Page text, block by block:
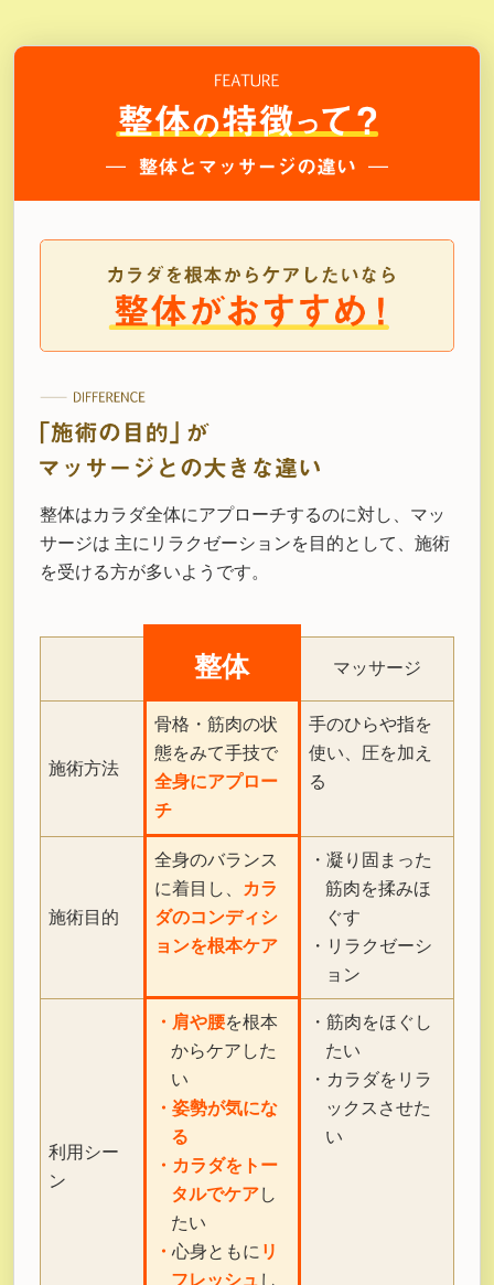
整体はカラダ全体にアプローチするのに対し、マッ
サージは 主にリラクゼーションを目的として、施術
を受ける方が多いようです。
整体 マッサージ
施術方法
骨格・筋肉の状
態をみて手技で
全身にアプロー
チ
手のひらや指を
使い、圧を加え
る
施術目的
全身のバランス
に着目し、 カラ
ダのコンディシ
ョンを根本ケア
・凝り固まった
筋肉を揉みほ
ぐす
・リラクゼーシ
ョン
利用シー
ン
・肩や腰を根本
からケアした
い
・姿勢が気にな
る
・カラダをトー
タルでケアし
たい
・ 心身ともに リ
フレッシュ し
・筋肉をほぐし
たい
・カラダをリラ
ックスさせた
い